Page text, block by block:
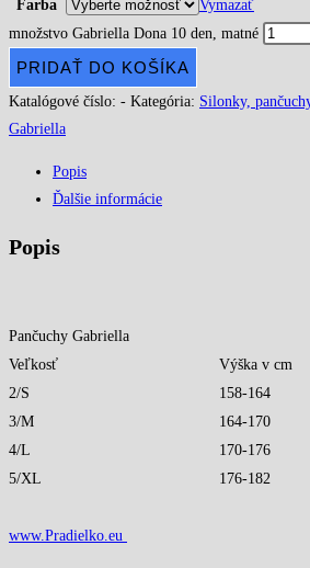
Farba
Vymazať
množstvo Gabriella Dona 10 den, matné
PRIDAŤ DO KOŠÍKA
Katalógové číslo: - Kategória: Silonky,
Gabriella
Popis
Ďalšie informácie
Popis
Pančuchy Gabriella
Veľkosť
Výška v cm
2/S
158-164
3/M
164-170
4/L
170-176
5/XL
176-182
www.Pradielko.eu